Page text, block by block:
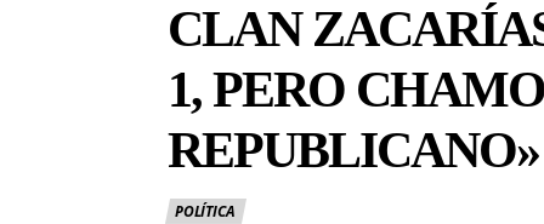
CLAN
1, PERO
REPUBLICANO»
POLÍTICA